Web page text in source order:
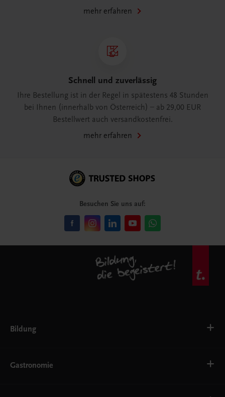
mehr erfahren
Schnell und zuverlässig
Ihre Bestellung ist in der Regel in spätestens 48 Stunden
bei Ihnen (innerhalb von Österreich) – ab 29,00 EUR
Bestellwert auch versandkostenfrei.
mehr erfahren
Besuchen Sie uns auf:
Bildung
AHS
Gastronomie